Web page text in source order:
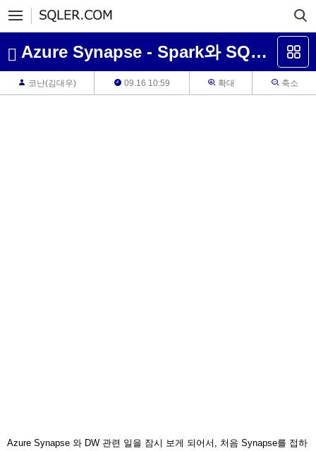
Azure Synapse - Spark와 SQL Data warehouse 서비스
코난(김대우) 09.16 10:59 확대 축소
Azure Synapse 와 DW 관련 일을 잠시 보게 되어서, 처음 Synapse를 접하